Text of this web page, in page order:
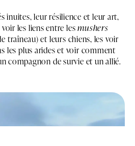
inuites, leur résilience et leur art,
les liens entre lesmushers
traîneau) et leurs chiens, les voir
les plus arides et voir comment
compagnon de survie et un allié.